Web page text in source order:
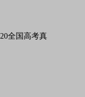
全国高考真